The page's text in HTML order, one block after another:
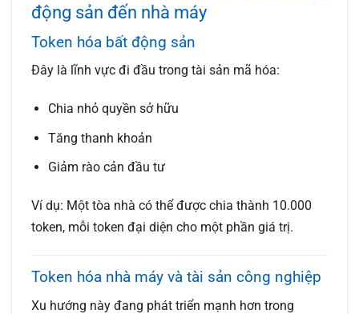
động sản đến nhà máy
Token hóa bất động sản
Đây là lĩnh vực đi đầu trong tài sản mã hóa:
Chia nhỏ quyền sở hữu
Tăng thanh khoản
Giảm rào cản đầu tư
Ví dụ: Một tòa nhà có thể được chia thành 10.000
token, mỗi token đại diện cho một phần giá trị.
Token hóa nhà máy và tài sản công nghiệp
Xu hướng này đang phát triển mạnh hơn trong